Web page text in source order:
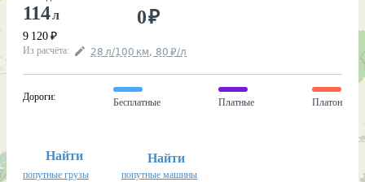
114л
9 120 ₽
0₽
Из расчёта: 28 л/100 км, 80 ₽/л
Дороги:
Бесплатные Платные Платон
Найти
попутные грузы
Найти
попутные машины